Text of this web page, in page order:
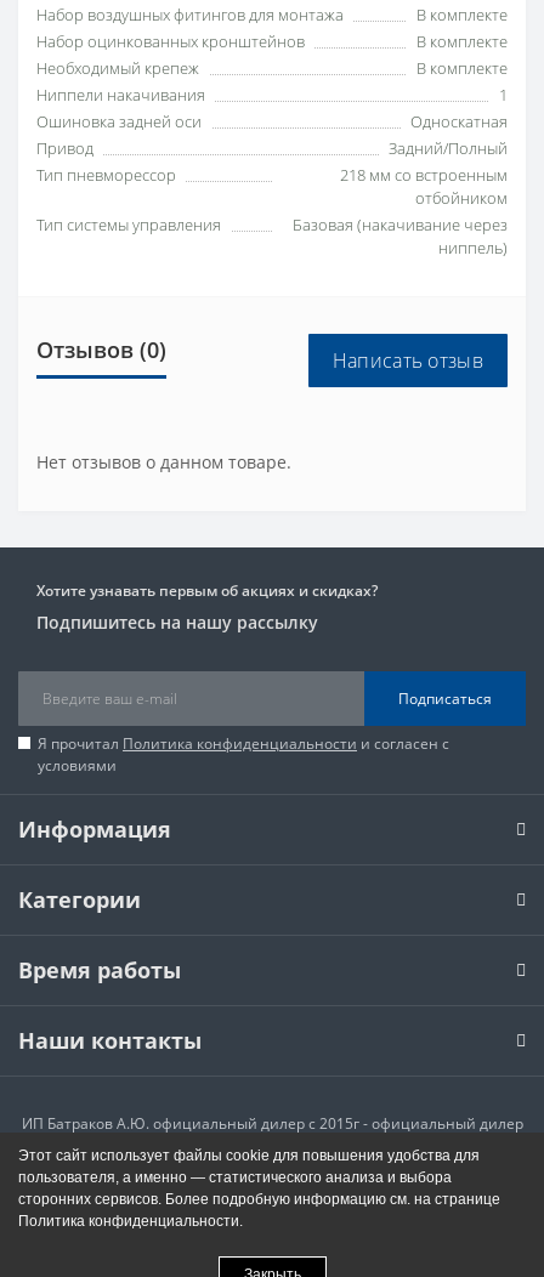
Набор воздушных фитингов для монтажа
В комплекте
Набор оцинкованных кронштейнов
В комплекте
Необходимый крепеж
В комплекте
Ниппели накачивания
1
Ошиновка задней оси
Односкатная
Привод
Задний/Полный
Тип пневморессор
218 мм со встроенным
отбойником
Тип системы управления
Базовая (накачивание через
ниппель)
Отзывов (0) Написать отзыв
Нет отзывов о данном товаре.
Хотите узнавать первым об акциях и скидках?
Подпишитесь на нашу рассылку
Подписаться
Я прочитал Политика конфиденциальности и согласен с
условиями
Информация
Категории
Время работы
Наши контакты
ИП Батраков А.Ю. официальный дилер с 2015г - официальный дилер
пневмоподвесок
премиум-класса для грузовых автомобилей, газелей, газонов,
пикапов.
Этот сайт использует файлы cookie для повышения удобства для
пользователя, а именно — статистического анализа и выбора
сторонних сервисов. Более подробную информацию см. на странице
Политика конфиденциальности.